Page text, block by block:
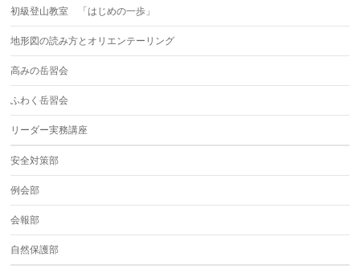
初級登山教室 「はじめの一歩」
地形図の読み方とオリエンテーリング
高みの岳習会
ふわく岳習会
リーダー実務講座
安全対策部
例会部
会報部
自然保護部